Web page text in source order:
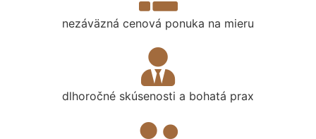
nezáväzná cenová ponuka na mieru
dlhoročné skúsenosti a bohatá prax